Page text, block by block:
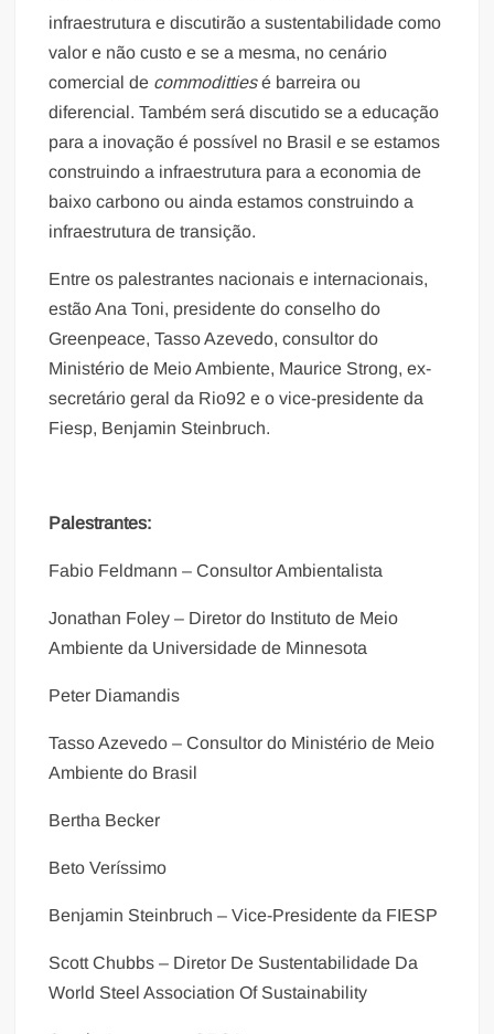
infraestrutura e discutirão a sustentabilidade como
valor e não custo e se a mesma, no cenário
comercial de commodittiesé barreira ou
diferencial. Também será discutido se a educação
para a inovação é possível no Brasil e se estamos
construindo a infraestrutura para a economia de
baixo carbono ou ainda estamos construindo a
infraestrutura de transição.
Entre os palestrantes nacionais e internacionais,
estão Ana Toni, presidente do conselho do
Greenpeace, Tasso Azevedo, consultor do
Ministério de Meio Ambiente, Maurice Strong, ex-
secretário geral da Rio92 e o vice-presidente da
Fiesp, Benjamin Steinbruch.
Palestrantes:
Fabio Feldmann – Consultor Ambientalista
Jonathan Foley – Diretor do Instituto de Meio
Ambiente da Universidade de Minnesota
Peter Diamandis
Tasso Azevedo – Consultor do Ministério de Meio
Ambiente do Brasil
Bertha Becker
Beto Veríssimo
Benjamin Steinbruch – Vice-Presidente da FIESP
Scott Chubbs – Diretor De Sustentabilidade Da
World Steel Association Of Sustainability